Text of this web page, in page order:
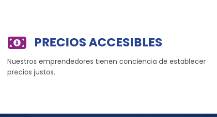
PRECIOS ACCESIBLES
Nuestros emprendedores tienen conciencia de establecer
precios justos.